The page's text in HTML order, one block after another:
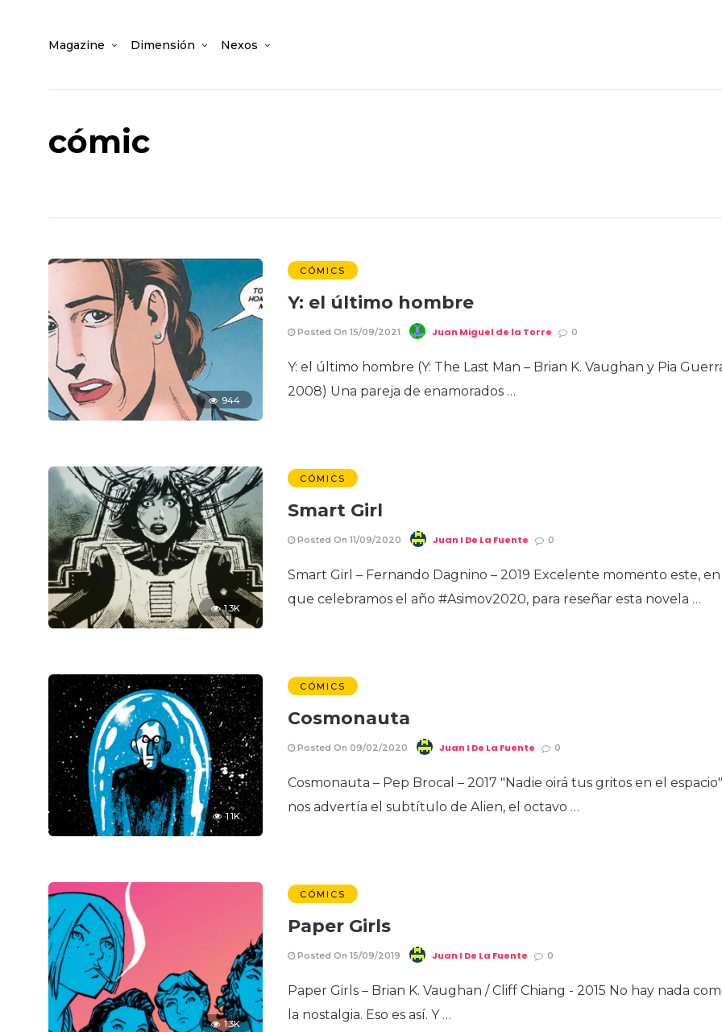
Magazine Dimensión Nexos
cómic
944
CÓMICS
Y: el último hombre
Posted On 15/09/2021 Juan Miguel de la Torre 0
Y: el último hombre (Y: The Last Man – Brian K. Vaughan y Pia
2008) Una pareja de enamorados …
1.3K
CÓMICS
Smart Girl
Posted On 11/09/2020 Juan I De La Fuente 0
Smart Girl – Fernando Dagnino – 2019 Excelente momento este,
que celebramos el año #Asimov2020, para reseñar esta novela …
1.1K
CÓMICS
Cosmonauta
Posted On 09/02/2020 Juan I De La Fuente 0
Cosmonauta – Pep Brocal – 2017 "Nadie oirá tus gritos en el
nos advertía el subtítulo de Alien, el octavo …
1.3K
CÓMICS
Paper Girls
Posted On 15/09/2019 Juan I De La Fuente 0
Paper Girls – Brian K. Vaughan / Cliff Chiang - 2015 No hay nada
la nostalgia. Eso es así. Y …